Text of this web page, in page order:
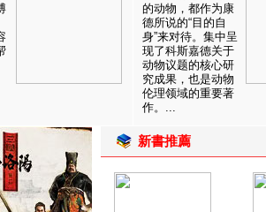
的动物，都作为康
德所说的“目的自
身”来对待。集中呈
现了科斯嘉德关于
动物议题的核心研
究成果，也是动物
伦理领域的重要著
作。...
新書推薦